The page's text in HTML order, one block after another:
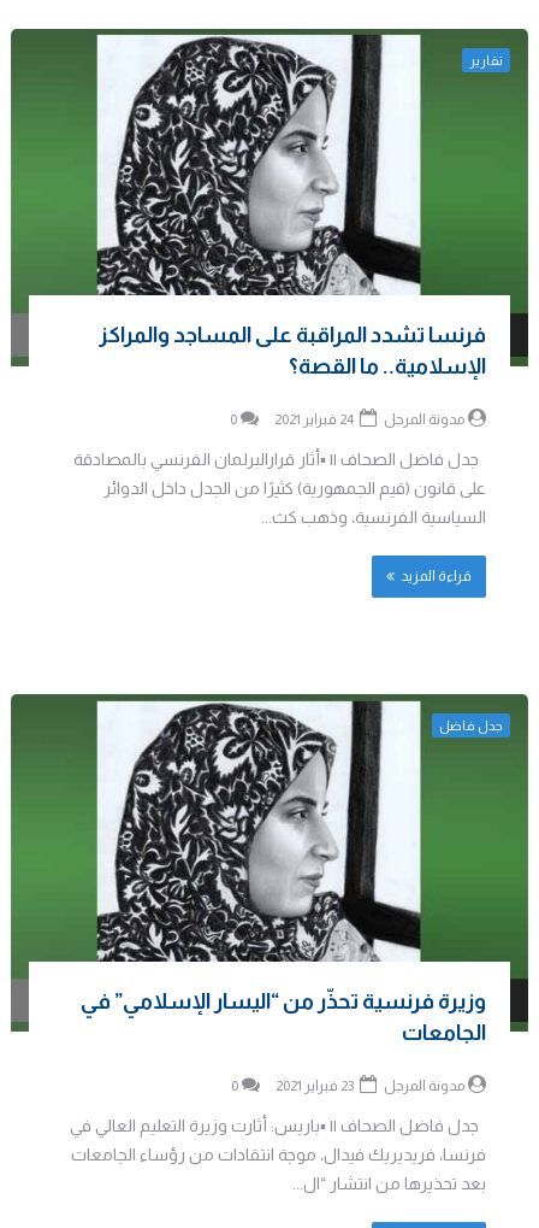
تقارير
فرنسا تشدد المراقبة على المساجد والمراكز
الإسلامية.. ما القصة؟
مدونة المرجل 0
جدل فاضل الصحاف || ▪️أثار قرارالبرلمان الفرنسي بالمصادقة
على قانون (قيم الجمهورية) كثيرًا من الجدل داخل الدوائر
السياسية الفرنسية، وذهب كث...
قراءة المزيد
جدل فاضل
وزيرة فرنسية تحذّر من “اليسار الإسلامي” في
الجامعات
مدونة المرجل 0
جدل فاضل الصحاف || ▪️باريس: أثارت وزيرة التعليم العالي في
فرنسا، فريديريك فيدال، موجة انتقادات من رؤساء الجامعات
بعد تحذيرها من انتشار “ال...